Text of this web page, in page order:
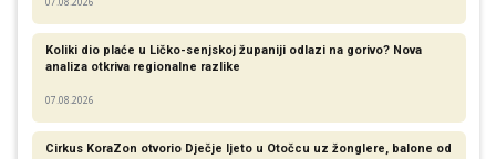
Koliki dio plaće u Ličko-senjskoj županiji odlazi na gorivo? Nova
analiza otkriva regionalne razlike​
07.08.2026
Cirkus KoraZon otvorio Dječje ljeto u Otočcu uz žonglere, balone od